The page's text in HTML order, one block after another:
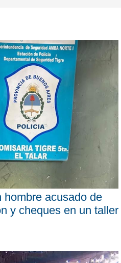
hombre acusado de
y cheques en un taller